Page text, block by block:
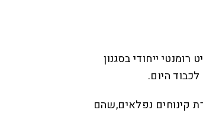
ייחודי בסגנון
היום.
קינוחים נפלאים,שהם